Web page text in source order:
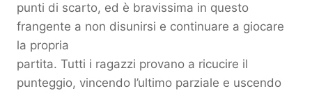
punti di scarto, ed è bravissima in questo
frangente a non disunirsi e continuare a giocare
la propria
partita. Tutti i ragazzi provano a ricucire il
punteggio, vincendo l’ultimo parziale e uscendo